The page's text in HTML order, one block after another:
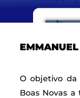
O objetivo da
Boas Novas